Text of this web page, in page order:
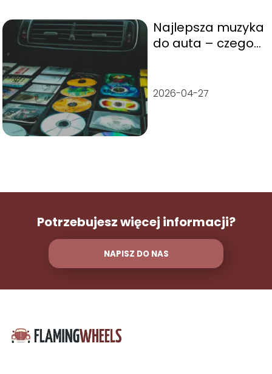
Najlepsza muzyka
do auta – czego
2026-04-27
Potrzebujesz więcej informacji?
NAPISZ DO NAS